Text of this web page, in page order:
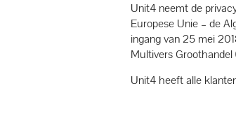
Unit4 neemt de
Europese Unie – de
ingang van 25 mei
Multivers
Unit4 heeft alle